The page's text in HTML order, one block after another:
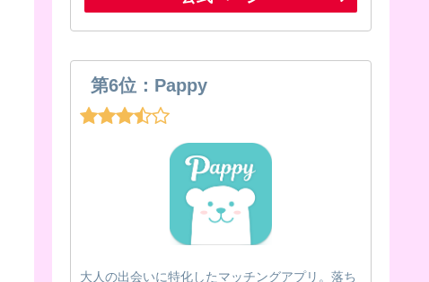
第6位：Pappy
大人の出会いに特化したマッチングアプリ。落ち